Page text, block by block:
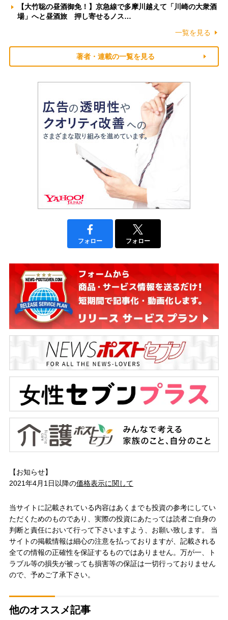
【大竹聡の昼酒御免！】京急線で多摩川越えて「川崎の大衆酒
場」へと昼酒旅 押し寄せるノス…
一覧を見る
著者・連載の一覧を見る
フォロー フォロー
【お知らせ】
2021年4月1日以降の価格表示に関して
当サイトに記載されている内容はあくまでも投資の参考にしてい
ただくためのものであり、実際の投資にあたっては読者ご自身の
判断と責任において行って下さいますよう、お願い致します。 当
サイトの掲載情報は細心の注意を払っておりますが、記載される
全ての情報の正確性を保証するものではありません。万が一、ト
ラブル等の損失が被っても損害等の保証は一切行っておりません
ので、予めご了承下さい。
他のオススメ記事